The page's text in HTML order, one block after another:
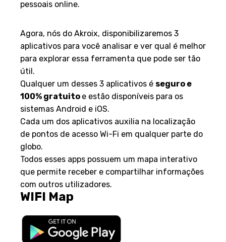
pessoais online.
Agora, nós do Akroix, disponibilizaremos 3
aplicativos para você analisar e ver qual é melhor
para explorar essa ferramenta que pode ser tão
útil.
Qualquer um desses 3 aplicativos é seguro e
100% gratuito e estão disponíveis para os
sistemas Android e iOS.
Cada um dos aplicativos auxilia na localização
de pontos de acesso Wi-Fi em qualquer parte do
globo.
Todos esses apps possuem um mapa interativo
que permite receber e compartilhar informações
com outros utilizadores.
WIFI Map